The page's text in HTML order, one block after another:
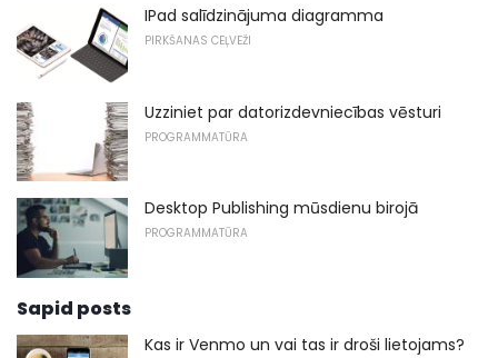
IPad salīdzinājuma diagramma
PIRKŠANAS CEĻVEŽI
Uzziniet par datorizdevniecības vēsturi
PROGRAMMATŪRA
Desktop Publishing mūsdienu birojā
PROGRAMMATŪRA
Sapid posts
Kas ir Venmo un vai tas ir droši lietojams?